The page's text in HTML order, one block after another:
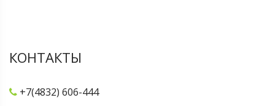
КОНТАКТЫ
+7(4832) 606-444